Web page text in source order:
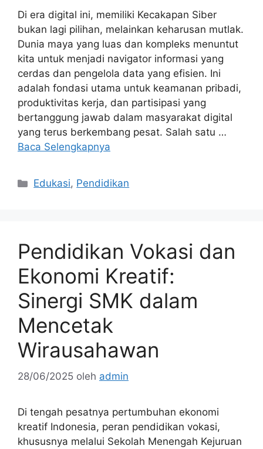
Di era digital ini, memiliki Kecakapan Siber
bukan lagi pilihan, melainkan keharusan mutlak.
Dunia maya yang luas dan kompleks menuntut
kita untuk menjadi navigator informasi yang
cerdas dan pengelola data yang efisien. Ini
adalah fondasi utama untuk keamanan pribadi,
produktivitas kerja, dan partisipasi yang
bertanggung jawab dalam masyarakat digital
yang terus berkembang pesat. Salah satu …
Baca Selengkapnya
Kategori
Edukasi, Pendidikan
Pendidikan Vokasi dan
Ekonomi Kreatif:
Sinergi SMK dalam
Mencetak
Wirausahawan
28/06/2025 oleh admin
Di tengah pesatnya pertumbuhan ekonomi
kreatif Indonesia, peran pendidikan vokasi,
khususnya melalui Sekolah Menengah Kejuruan